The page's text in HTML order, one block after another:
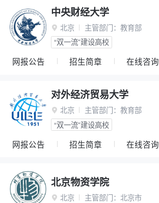
中央财经大学
 北京 主管部门： 教育部
“双一流”建设高校
网报公告 招生简章 在线咨询
对外经济贸易大学
 北京 主管部门： 教育部
“双一流”建设高校
网报公告 招生简章 在线咨询
北京物资学院
 北京 主管部门： 北京市